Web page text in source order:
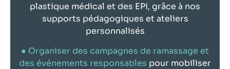
plastique médical et des EPI, grâce à nos
supports pédagogiques et ateliers
personnalisés
● Organiser des campagnes de ramassage et
des événements responsables pour mobiliser